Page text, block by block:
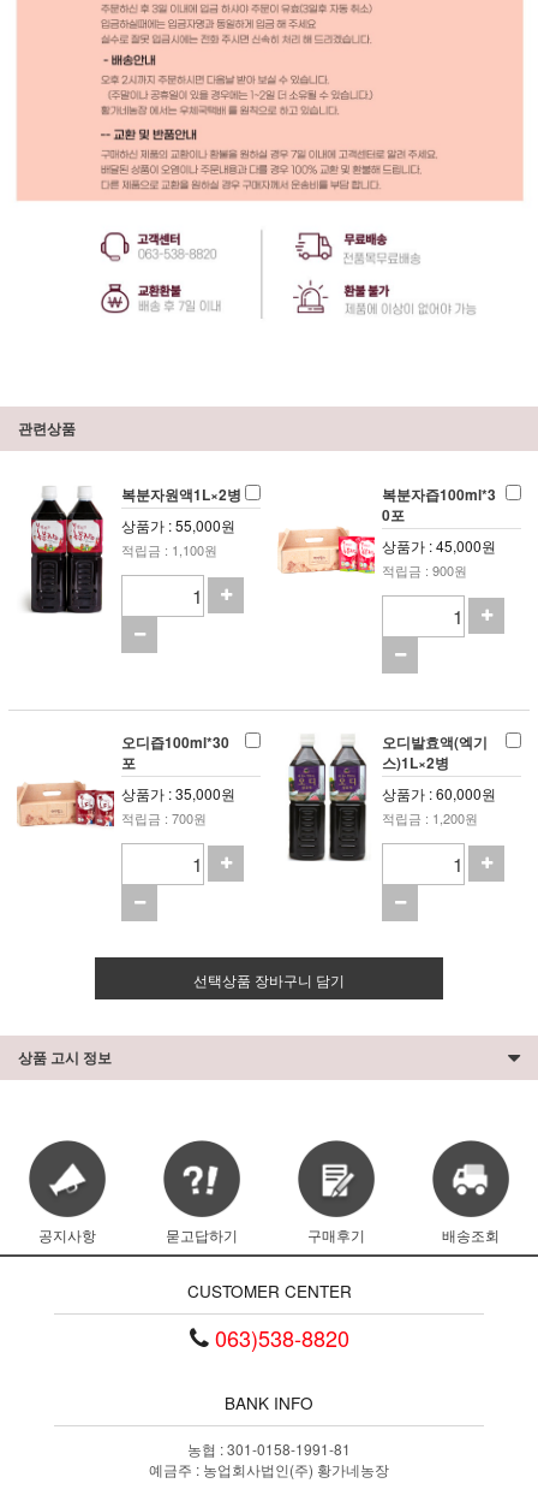
관련상품
복분자원액1L×2병
상품가 : 55,000원
적립금 : 1,100원
복분자즙100ml*3
0포
상품가 : 45,000원
적립금 : 900원
오디즙100ml*30
포
상품가 : 35,000원
적립금 : 700원
오디발효액(엑기
스)1L×2병
상품가 : 60,000원
적립금 : 1,200원
선택상품 장바구니 담기
상품 고시 정보
공지사항 묻고답하기 구매후기 배송조회
CUSTOMER CENTER
063)538-8820
BANK INFO
농협 : 301-0158-1991-81
예금주 : 농업회사법인(주) 황가네농장